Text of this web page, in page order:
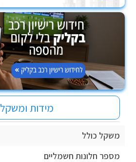
מידות ומשקל
משקל כולל
מספר חלונות חשמליים